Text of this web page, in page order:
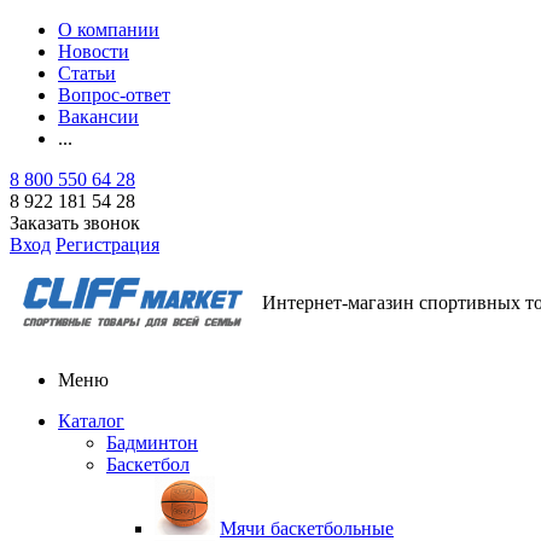
О компании
Новости
Статьи
Вопрос-ответ
Вакансии
...
8 800 550 64 28
8 922 181 54 28
Заказать звонок
Вход Регистрация
Интернет-магазин спортивных
Меню
Каталог
Бадминтон
Баскетбол
Мячи баскетбольные